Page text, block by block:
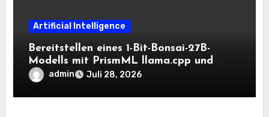
Artificial Intelligence
Bereitstellen eines 1-Bit-Bonsai-27B-
Modells mit PrismML llama.cpp und
OpenAI-kompatiblen lokalen Inferenz-
Workflows
admin Juli 28, 2026